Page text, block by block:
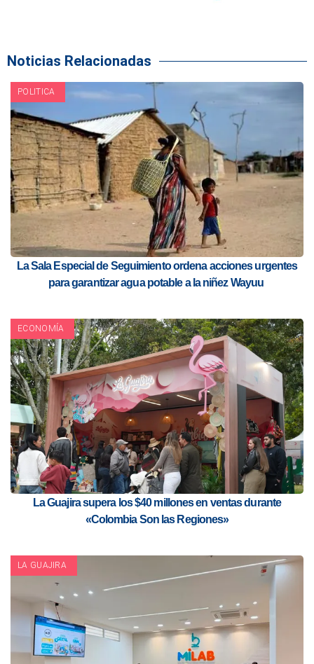
Noticias Relacionadas
POLITICA
La Sala Especial de Seguimiento ordena acciones urgentes
para garantizar agua potable a la niñez Wayuu
ECONOMÍA
La Guajira supera los $40 millones en ventas durante
«Colombia Son las Regiones»
LA GUAJIRA